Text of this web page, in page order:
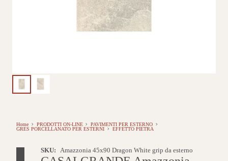
Home PRODOTTI ON-LINE
PAVIMENTI PER ESTERNO
GRES PORCELLANATO PER ESTERNI
EFFETTO PIETRA
SKU: Amazzonia 45x90 Dragon White grip da esterno